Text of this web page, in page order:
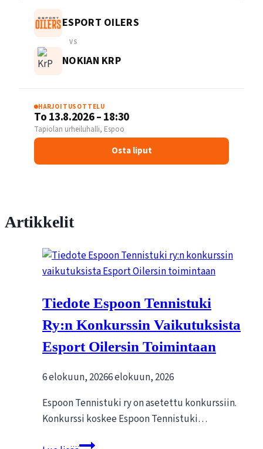
ESPORT OILERS
VS
NOKIAN KRP
HARJOITUSOTTELU
To 13.8.2026 – 18:30
Tapiolan urheiluhalli, Espoo
Osta liput
Artikkelit
Tiedote Espoon Tennistuki
Ry:n Konkurssin Vaikutuksista
Esport Oilersin Toimintaan
6 elokuun, 20266 elokuun, 2026
Espoon Tennistuki ry on asetettu konkurssiin.
Konkurssi koskee Espoon Tennistuki…
Tiedote